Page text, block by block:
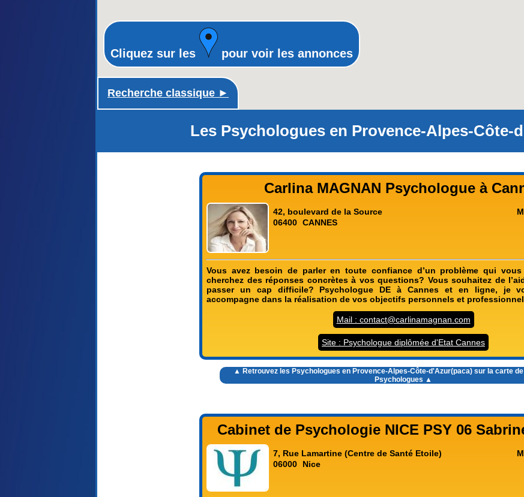
Recherche classique ►
Cliquez sur les pour voir les annonces
Les Psychologues en Provence-Alpes-Côte-
Carlina MAGNAN Psychologue à
42, boulevard de la Source
06400 CANNES
Vous avez besoin de parler en toute confiance d’un problème qui vous
cherchez des réponses concrètes à vos questions? Vous souhaitez de
passer un cap difficile? Psychologue DE à Cannes et en ligne, je
accompagne dans la réalisation de vos objectifs personnels et
Mail : contact@carlinamagnan.com
Site : Psychologue diplômée d'Etat Cannes
▲ Retrouvez les Psychologues en Provence-Alpes-Côte-d'Azur(paca) sur la carte
Psychologues ▲
Cabinet de Psychologie NICE PSY 06
7, Rue Lamartine (Centre de Santé Etoile)
06000
Nice